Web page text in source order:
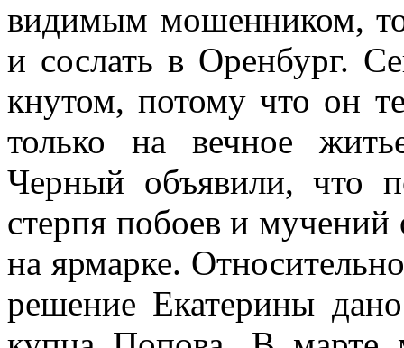
видимым мошенником,
и сослать в Оренбург.
кнутом, потому что он
только на вечное
Черный объявили, что
стерпя побоев и мучений
на ярмарке.
решение Екатерины